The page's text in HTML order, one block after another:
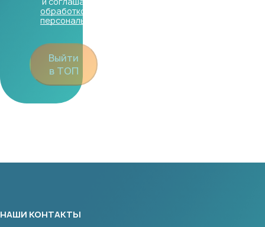
обработкой
персональных данных
Выйти
в ТОП
НАШИ КОНТАКТЫ